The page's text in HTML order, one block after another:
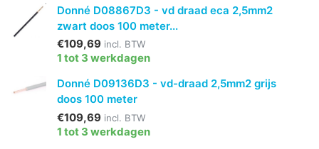
Donné D08867D3 - vd draad eca 2,5mm2
zwart doos 100 meter...
€109,69 incl. BTW
1 tot 3 werkdagen
Donné D09136D3 - vd-draad 2,5mm2 grijs
doos 100 meter
€109,69 incl. BTW
1 tot 3 werkdagen